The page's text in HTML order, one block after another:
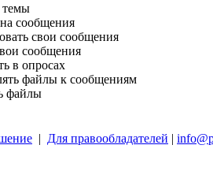
темы
на сообщения
свои сообщения
сообщения
в опросах
файлы к сообщениям
файлы
| Для правообладателей |